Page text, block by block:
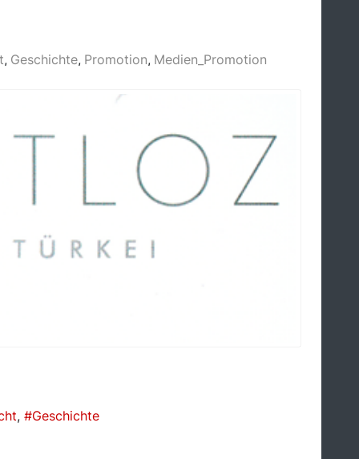
Geschichte Promotion Medien_Promotion
Geschichte